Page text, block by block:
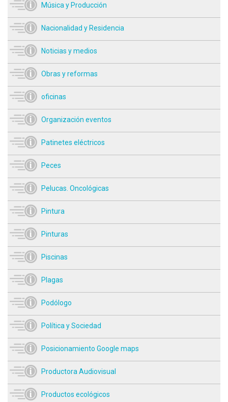
Música y Producción
Nacionalidad y Residencia
Noticias y medios
Obras y reformas
oficinas
Organización eventos
Patinetes eléctricos
Peces
Pelucas. Oncológicas
Pintura
Pinturas
Piscinas
Plagas
Podólogo
Política y Sociedad
Posicionamiento Google maps
Productora Audiovisual
Productos ecológicos